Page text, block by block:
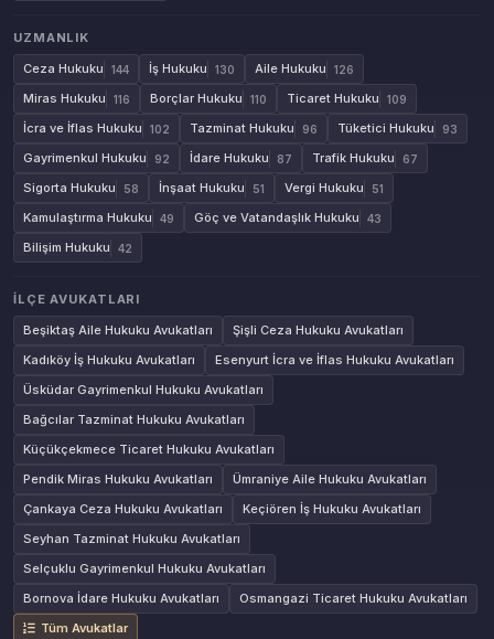
UZMANLIK
Ceza Hukuku
144 İş Hukuku 130 Aile Hukuku 126
Miras Hukuku 116 Borçlar Hukuku 110 Ticaret Hukuku 109
İcra ve İflas Hukuku 102 Tazminat Hukuku 96 Tüketici Hukuku 93
Gayrimenkul Hukuku 92 İdare Hukuku 87 Trafik Hukuku 67
Sigorta Hukuku 58 İnşaat Hukuku 51 Vergi Hukuku 51
Kamulaştırma Hukuku 49 Göç ve Vatandaşlık Hukuku 43
Bilişim Hukuku 42
İLÇE AVUKATLARI
Beşiktaş Aile Hukuku Avukatları
Şişli Ceza Hukuku Avukatları
Kadıköy İş Hukuku Avukatları
Esenyurt İcra ve İflas Hukuku Avukatları
Üsküdar Gayrimenkul Hukuku Avukatları
Bağcılar Tazminat Hukuku Avukatları
Küçükçekmece Ticaret Hukuku Avukatları
Pendik Miras Hukuku Avukatları
Ümraniye Aile Hukuku Avukatları
Çankaya Ceza Hukuku Avukatları
Keçiören İş Hukuku Avukatları
Seyhan Tazminat Hukuku Avukatları
Selçuklu Gayrimenkul Hukuku Avukatları
Bornova İdare Hukuku Avukatları
Osmangazi Ticaret Hukuku Avukatları
Tüm Avukatlar